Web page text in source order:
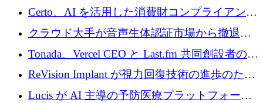
インテリジェンス レイヤーを構築するために
Improbable から 200 万ドルを調達
Certo、AI を活用した消費財コンプライアンス
プラットフォームのために 400 万ドルを調達
クラウド大手が音声生体認証市場から撤退す
るなか、Voxmindが54万6,000ポンドのプレシ
ード資金を調達
Tonada、Vercel CEO と Last.fm 共同創設者の支
援を受けてステルス撤退
ReVision Implant が視力回復技術の進歩のため
に 400 万ユーロを確保
Lucis が AI 主導の予防医療プラットフォーム